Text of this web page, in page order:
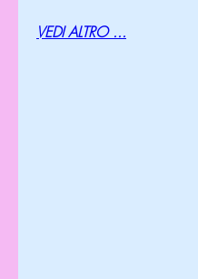
VEDI ALTRO ...